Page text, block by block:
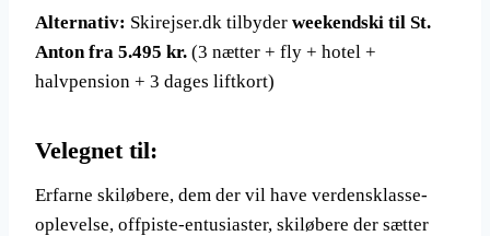
Alternativ: Skirejser.dk tilbyder weekendski til St.
Anton fra 5.495 kr. (3 nætter + fly + hotel +
halvpension + 3 dages liftkort)
Velegnet til:
Erfarne skiløbere, dem der vil have verdensklasse-
oplevelse, offpiste-entusiaster, skiløbere der sætter